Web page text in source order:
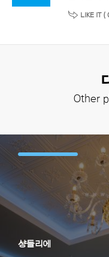
LIKE IT (
Other
샹들리에